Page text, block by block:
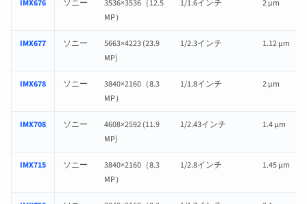
IMX676 ソニー
3536×3536（12.5
MP）
1/1.6インチ 2 µm
IMX677 ソニー
5663×4223 (23.9
MP)
1/2.3インチ 1.12 µm
IMX678 ソニー
3840×2160（8.3
MP）
1/1.8インチ 2 µm
IMX708 ソニー
4608×2592 (11.9
MP)
1/2.43インチ 1.4 µm
IMX715 ソニー
3840×2160（8.3
MP）
1/2.8インチ 1.45 µm